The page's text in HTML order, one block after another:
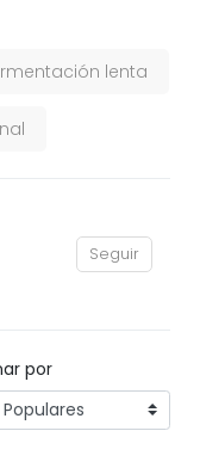
lenta
Seguir
por